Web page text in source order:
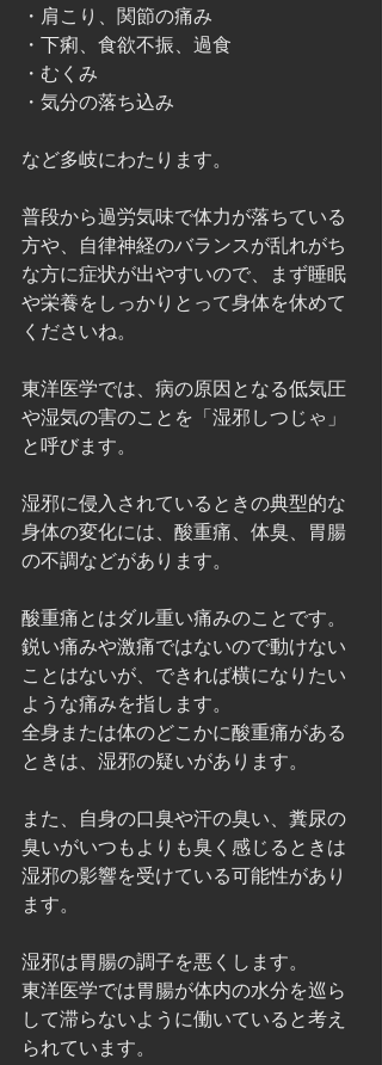
・肩こり、関節の痛み
・下痢、食欲不振、過食
・むくみ
・気分の落ち込み
など多岐にわたります。
普段から過労気味で体力が落ちている
方や、自律神経のバランスが乱れがち
な方に症状が出やすいので、まず睡眠
や栄養をしっかりとって身体を休めて
くださいね。
東洋医学では、病の原因となる低気圧
や湿気の害のことを「湿邪しつじゃ」
と呼びます。
湿邪に侵入されているときの典型的な
身体の変化には、酸重痛、体臭、胃腸
の不調などがあります。
酸重痛とはダル重い痛みのことです。
鋭い痛みや激痛ではないので動けない
ことはないが、できれば横になりたい
ような痛みを指します。
全身または体のどこかに酸重痛がある
ときは、湿邪の疑いがあります。
また、自身の口臭や汗の臭い、糞尿の
臭いがいつもよりも臭く感じるときは
湿邪の影響を受けている可能性があり
ます。
湿邪は胃腸の調子を悪くします。
東洋医学では胃腸が体内の水分を巡ら
して滞らないように働いていると考え
られています。